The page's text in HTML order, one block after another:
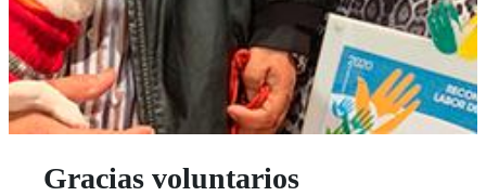
Gracias voluntarios